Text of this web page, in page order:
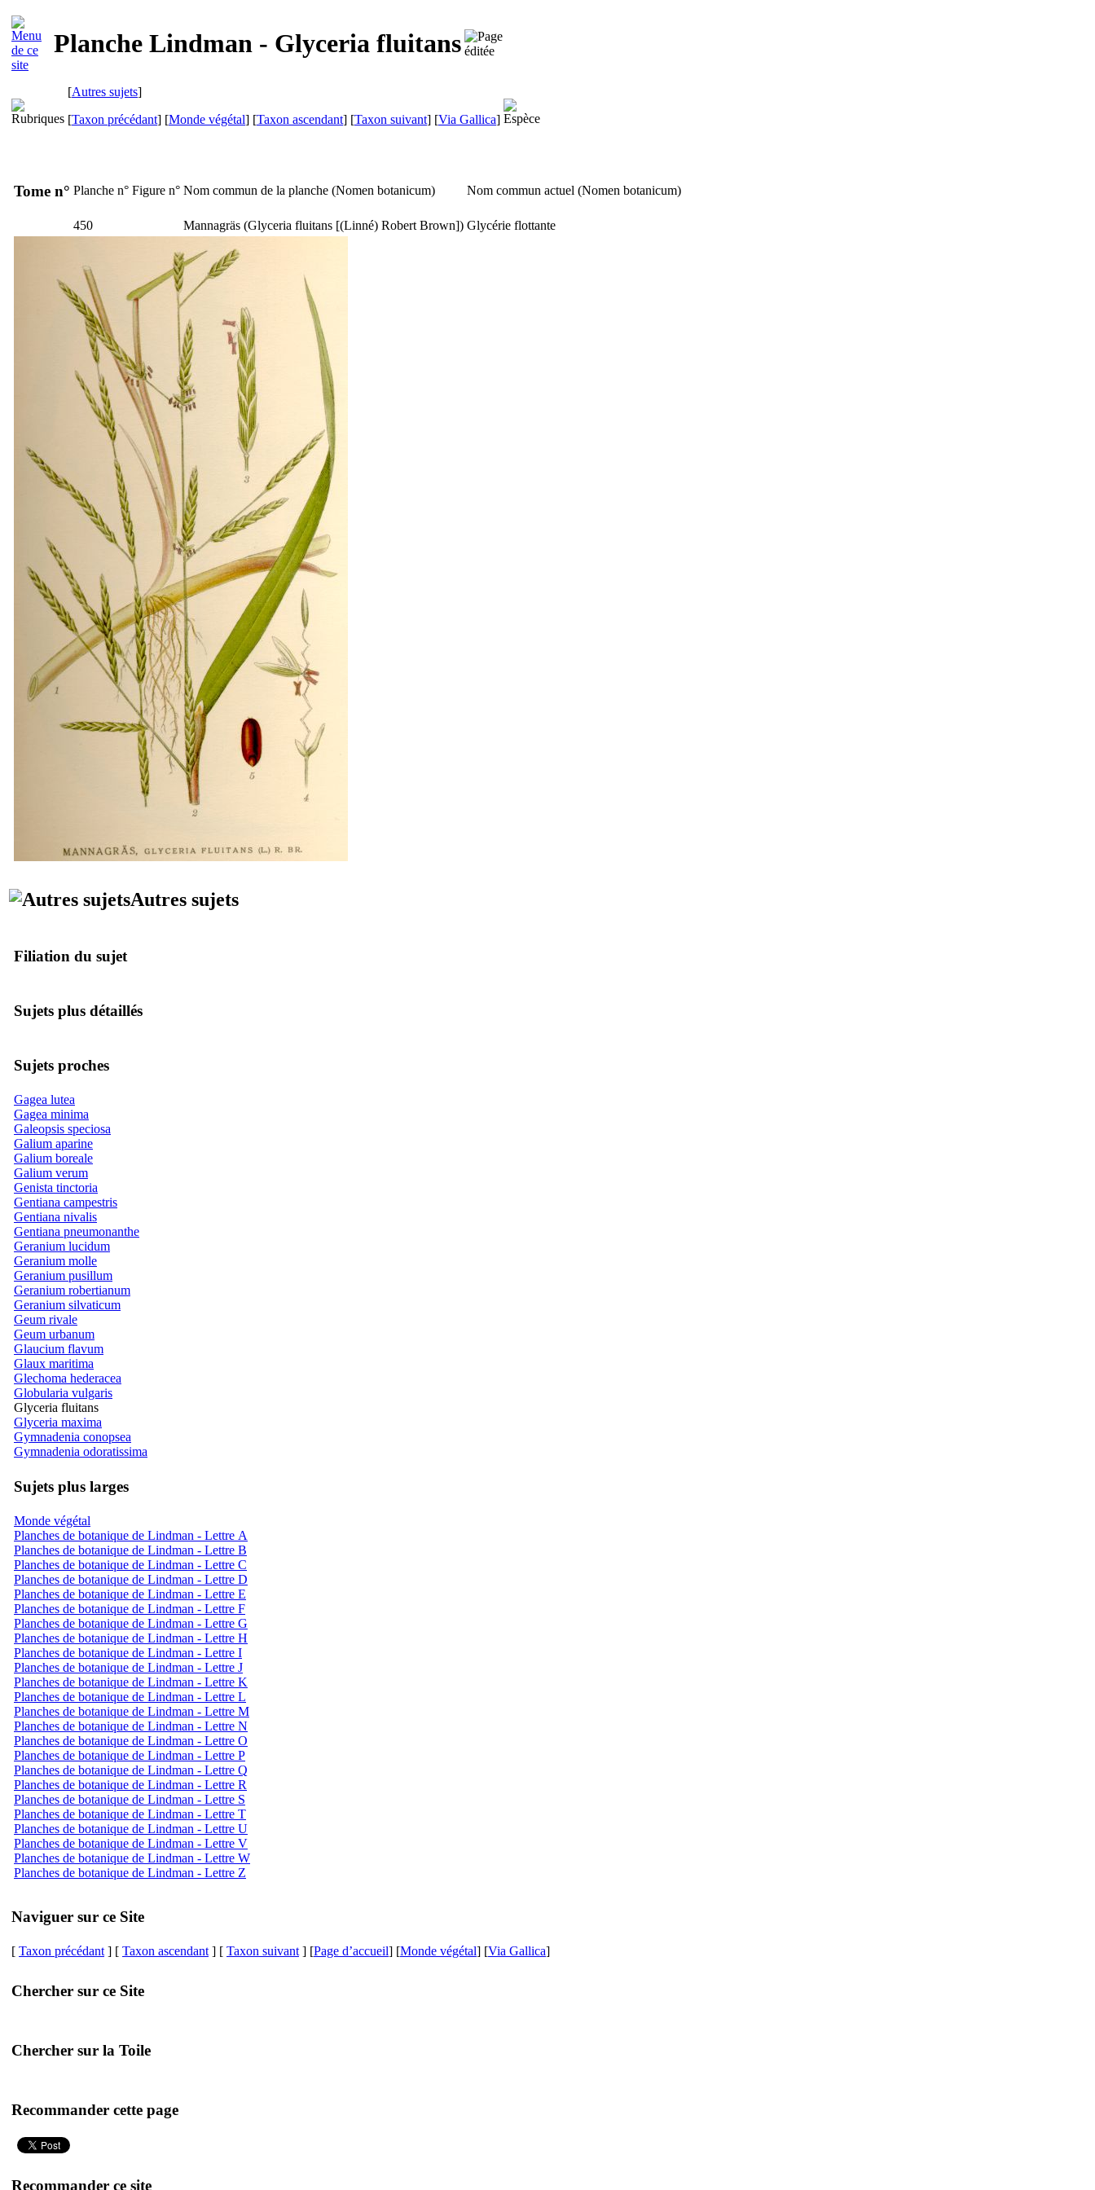
Planche Lindman - Glyceria fluitans
[Autres sujets]
[Taxon précédant] [Monde végétal] [Taxon ascendant] [Taxon suivant] [Via Gallica]
Tome n° Planche n° Figure n° Nom commun de la planche (Nomen botanicum) Nom commun actuel (Nomen botanicum)
450 Mannagräs (Glyceria fluitans [(Linné) Robert Brown]) Glycérie flottante
Autres sujets
Filiation du sujet
Sujets plus détaillés
Sujets proches
Gagea lutea
Gagea minima
Galeopsis speciosa
Galium aparine
Galium boreale
Galium verum
Genista tinctoria
Gentiana campestris
Gentiana nivalis
Gentiana pneumonanthe
Geranium lucidum
Geranium molle
Geranium pusillum
Geranium robertianum
Geranium silvaticum
Geum rivale
Geum urbanum
Glaucium flavum
Glaux maritima
Glechoma hederacea
Globularia vulgaris
Glyceria fluitans
Glyceria maxima
Gymnadenia conopsea
Gymnadenia odoratissima
Sujets plus larges
Monde végétal
Planches de botanique de Lindman - Lettre A
Planches de botanique de Lindman - Lettre B
Planches de botanique de Lindman - Lettre C
Planches de botanique de Lindman - Lettre D
Planches de botanique de Lindman - Lettre E
Planches de botanique de Lindman - Lettre F
Planches de botanique de Lindman - Lettre G
Planches de botanique de Lindman - Lettre H
Planches de botanique de Lindman - Lettre I
Planches de botanique de Lindman - Lettre J
Planches de botanique de Lindman - Lettre K
Planches de botanique de Lindman - Lettre L
Planches de botanique de Lindman - Lettre M
Planches de botanique de Lindman - Lettre N
Planches de botanique de Lindman - Lettre O
Planches de botanique de Lindman - Lettre P
Planches de botanique de Lindman - Lettre Q
Planches de botanique de Lindman - Lettre R
Planches de botanique de Lindman - Lettre S
Planches de botanique de Lindman - Lettre T
Planches de botanique de Lindman - Lettre U
Planches de botanique de Lindman - Lettre V
Planches de botanique de Lindman - Lettre W
Planches de botanique de Lindman - Lettre Z
Naviguer sur ce Site
[ Taxon précédant ] [ Taxon ascendant ] [ Taxon suivant ] [Page d’accueil] [Monde végétal] [Via Gallica]
Chercher sur ce Site
Chercher sur la Toile
Recommander cette page
Recommander ce site